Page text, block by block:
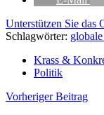
Unterstützen Sie das
Schlagwörter:
Krass &
Politik
Vorheriger Beitrag